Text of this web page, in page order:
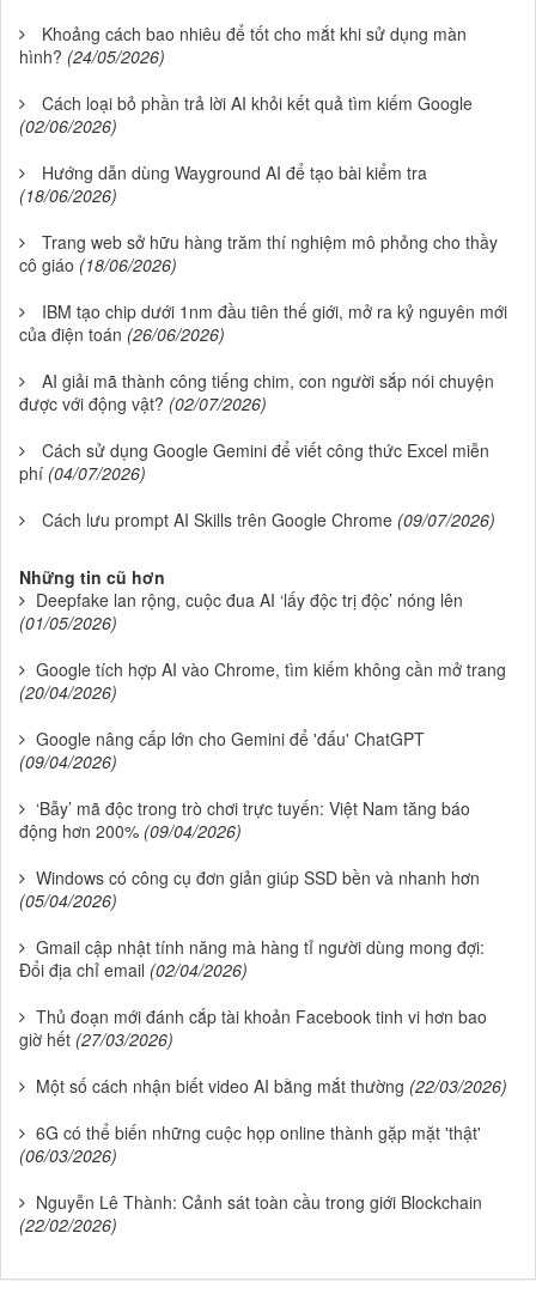
Khoảng cách bao nhiêu để tốt cho mắt khi sử dụng màn
hình? (24/05/2026)
Cách loại bỏ phần trả lời AI khỏi kết quả tìm kiếm Google
(02/06/2026)
Hướng dẫn dùng Wayground AI để tạo bài kiểm tra
(18/06/2026)
Trang web sở hữu hàng trăm thí nghiệm mô phỏng cho thầy
cô giáo (18/06/2026)
IBM tạo chip dưới 1nm đầu tiên thế giới, mở ra kỷ nguyên mới
của điện toán (26/06/2026)
AI giải mã thành công tiếng chim, con người sắp nói chuyện
được với động vật? (02/07/2026)
Cách sử dụng Google Gemini để viết công thức Excel miễn
phí (04/07/2026)
Cách lưu prompt AI Skills trên Google Chrome (09/07/2026)
Những tin cũ hơn
Deepfake lan rộng, cuộc đua AI ‘lấy độc trị độc’ nóng lên
(01/05/2026)
Google tích hợp AI vào Chrome, tìm kiếm không cần mở trang
(20/04/2026)
Google nâng cấp lớn cho Gemini để 'đấu' ChatGPT
(09/04/2026)
‘Bẫy’ mã độc trong trò chơi trực tuyến: Việt Nam tăng báo
động hơn 200% (09/04/2026)
Windows có công cụ đơn giản giúp SSD bền và nhanh hơn
(05/04/2026)
Gmail cập nhật tính năng mà hàng tỉ người dùng mong đợi:
Đổi địa chỉ email (02/04/2026)
Thủ đoạn mới đánh cắp tài khoản Facebook tinh vi hơn bao
giờ hết (27/03/2026)
Một số cách nhận biết video AI bằng mắt thường (22/03/2026)
6G có thể biến những cuộc họp online thành gặp mặt 'thật'
(06/03/2026)
Nguyễn Lê Thành: Cảnh sát toàn cầu trong giới Blockchain
(22/02/2026)